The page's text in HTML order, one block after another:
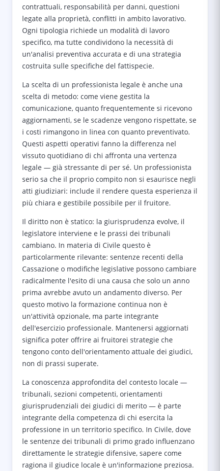
contrattuali, responsabilità per danni, questioni
legate alla proprietà, conflitti in ambito lavorativo.
Ogni tipologia richiede un modalità di lavoro
specifico, ma tutte condividono la necessità di
un'analisi preventiva accurata e di una strategia
costruita sulle specifiche del fattispecie.
La scelta di un professionista legale è anche una
scelta di metodo: come viene gestita la
comunicazione, quanto frequentemente si ricevono
aggiornamenti, se le scadenze vengono rispettate, se
i costi rimangono in linea con quanto preventivato.
Questi aspetti operativi fanno la differenza nel
vissuto quotidiano di chi affronta una vertenza
legale — già stressante di per sé. Un professionista
serio sa che il proprio compito non si esaurisce negli
atti giudiziari: include il rendere questa esperienza il
più chiara e gestibile possibile per il fruitore.
Il diritto non è statico: la giurisprudenza evolve, il
legislatore interviene e le prassi dei tribunali
cambiano. In materia di Civile questo è
particolarmente rilevante: sentenze recenti della
Cassazione o modifiche legislative possono cambiare
radicalmente l'esito di una causa che solo un anno
prima avrebbe avuto un andamento diverso. Per
questo motivo la formazione continua non è
un'attività opzionale, ma parte integrante
dell'esercizio professionale. Mantenersi aggiornati
significa poter offrire ai fruitorei strategie che
tengono conto dell'orientamento attuale dei giudici,
non di prassi superate.
La conoscenza approfondita del contesto locale —
tribunali, sezioni competenti, orientamenti
giurisprudenziali dei giudici di merito — è parte
integrante della competenza di chi esercita la
professione in un territorio specifico. In Civile, dove
le sentenze dei tribunali di primo grado influenzano
direttamente le strategie difensive, sapere come
ragiona il giudice locale è un'informazione preziosa.